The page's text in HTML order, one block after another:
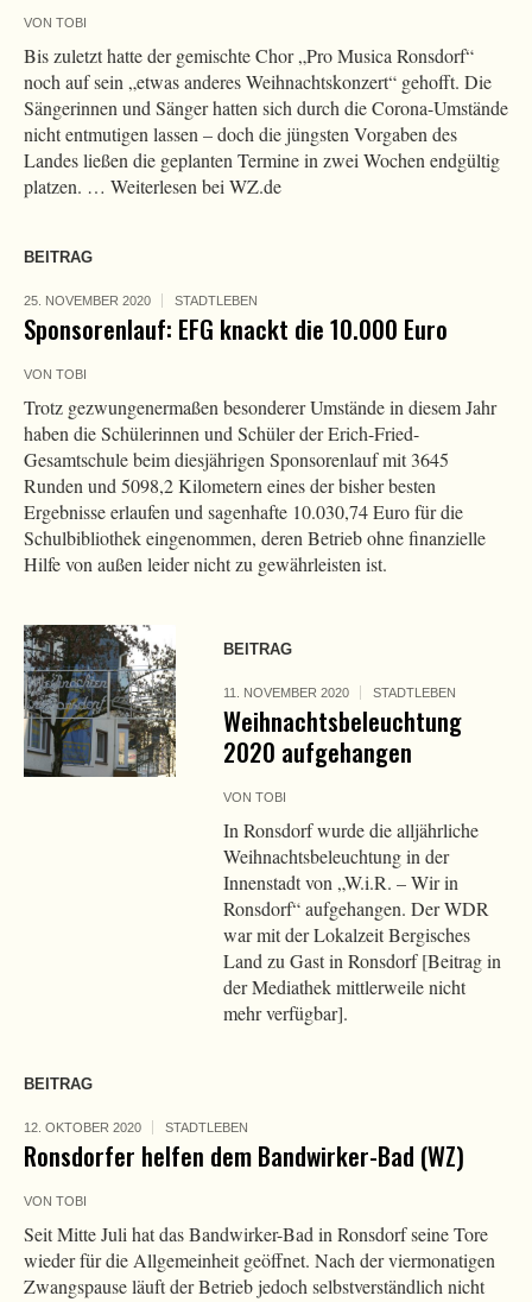
VON TOBI
Bis zuletzt hatte der gemischte Chor „Pro Musica Ronsdorf“
noch auf sein „etwas anderes Weihnachtskonzert“ gehofft. Die
Sängerinnen und Sänger hatten sich durch die Corona-Umstände
nicht entmutigen lassen – doch die jüngsten Vorgaben des
Landes ließen die geplanten Termine in zwei Wochen endgültig
platzen. … Weiterlesen bei WZ.de
BEITRAG
25. NOVEMBER 2020 STADTLEBEN
Sponsorenlauf: EFG knackt die 10.000 Euro
VON TOBI
Trotz gezwungenermaßen besonderer Umstände in diesem Jahr
haben die Schülerinnen und Schüler der Erich-Fried-
Gesamtschule beim diesjährigen Sponsorenlauf mit 3645
Runden und 5098,2 Kilometern eines der bisher besten
Ergebnisse erlaufen und sagenhafte 10.030,74 Euro für die
Schulbibliothek eingenommen, deren Betrieb ohne finanzielle
Hilfe von außen leider nicht zu gewährleisten ist.
BEITRAG
11. NOVEMBER 2020 STADTLEBEN
Weihnachtsbeleuchtung
2020 aufgehangen
VONTOBI
In Ronsdorf wurde die alljährliche
Weihnachtsbeleuchtung in der
Innenstadt von „W.i.R. – Wir in
Ronsdorf“ aufgehangen. Der WDR
war mit der Lokalzeit Bergisches
Land zu Gast in Ronsdorf [Beitrag in
der Mediathek mittlerweile nicht
mehr verfügbar].
BEITRAG
12. OKTOBER 2020 STADTLEBEN
Ronsdorfer helfen dem Bandwirker-Bad (WZ)
VON TOBI
Seit Mitte Juli hat das Bandwirker-Bad in Ronsdorf seine Tore
wieder für die Allgemeinheit geöffnet. Nach der viermonatigen
Zwangspause läuft der Betrieb jedoch selbstverständlich nicht